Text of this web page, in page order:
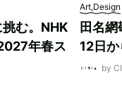
む。NHK
年春ス
Art,Design
田名
12日
by